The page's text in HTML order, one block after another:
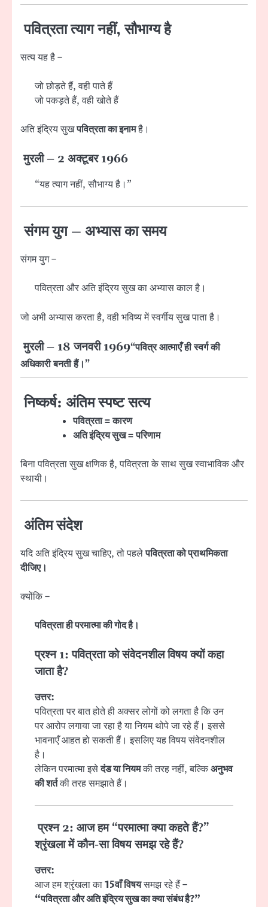
पवित्रता त्याग नहीं, सौभाग्य है
सत्य यह है –
जो छोड़ते हैं, वही पाते हैं
जो पकड़ते हैं, वही खोते हैं
अति इंद्रिय सुखपवित्रता का इनामहै।
मुरली – 2 अक्टूबर 1966
“यह त्याग नहीं, सौभाग्य है।”
संगम युग – अभ्यास का समय
संगम युग –
पवित्रता और अति इंद्रिय सुख का अभ्यास काल है।
जो अभी अभ्यास करता है, वही भविष्य में स्वर्गीय सुख पाता है।
मुरली – 18 जनवरी 1969“पवित्र आत्माएँ ही स्वर्ग की
अधिकारी बनती हैं।”
निष्कर्ष: अंतिम स्पष्ट सत्य
पवित्रता = कारण
अति इंद्रिय सुख = परिणाम
बिना पवित्रता सुख क्षणिक है, पवित्रता के साथ सुख स्वाभाविक और
स्थायी।
अंतिम संदेश
यदि अति इंद्रिय सुख चाहिए, तो पहलेपवित्रता को प्राथमिकता
दीजिए।
क्योंकि –
पवित्रता ही परमात्मा की गोद है।
प्रश्न 1: पवित्रता को संवेदनशील विषय क्यों कहा
जाता है?
उत्तर:
पवित्रता पर बात होते ही अक्सर लोगों को लगता है कि उन
पर आरोप लगाया जा रहा है या नियम थोपे जा रहे हैं। इससे
भावनाएँ आहत हो सकती हैं। इसलिए यह विषय संवेदनशील
है।
लेकिन परमात्मा इसेदंड या नियमकी तरह नहीं, बल्किअनुभव
की शर्तकी तरह समझाते हैं।
प्रश्न 2: आज हम “परमात्मा क्या कहते हैं?”
श्रृंखला में कौन-सा विषय समझ रहे हैं?
उत्तर:
आज हम श्रृंखला का15वाँ विषयसमझ रहे हैं –
“पवित्रता और अति इंद्रिय सुख का क्या संबंध है?”